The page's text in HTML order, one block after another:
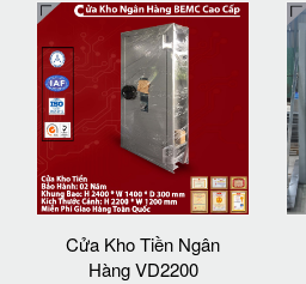
Cửa Kho Tiền Ngân
Hàng VD2200